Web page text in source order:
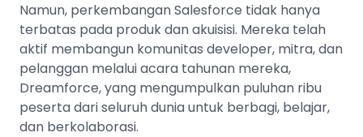
Namun, perkembangan Salesforce tidak hanya
terbatas pada produk dan akuisisi. Mereka telah
aktif membangun komunitas developer, mitra, dan
pelanggan melalui acara tahunan mereka,
Dreamforce, yang mengumpulkan puluhan ribu
peserta dari seluruh dunia untuk berbagi, belajar,
dan berkolaborasi.